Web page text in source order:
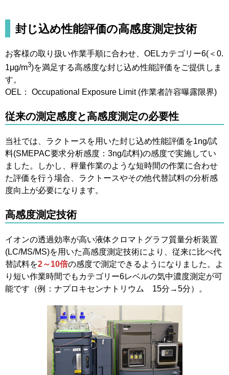
封じ込め性能評価の高感度測定技術
お客様の取り扱い作業手順に合わせ、OELカテゴリー6(＜0.
1μg/m3)を満足する高感度な封じ込め性能評価をご提供しま
す。
OEL： Occupational Exposure Limit (作業者許容曝露限界)
従来の測定感度と高感度測定の必要性
当社では、ラクトースを用いた封じ込め性能評価を1ng/試
料(SMEPAC要求分析感度：3ng/試料)の感度で実施してい
ました。しかし、秤量作業のような短時間の作業に合わせ
た評価を行う場合、ラクトースやその他代替試料の分析感
度向上が必要になります。
高感度測定技術
イオンの透過効率が高い液体クロマトグラフ質量分析装置
(LC/MS/MS)を用いた高感度測定技術により、従来に比べ代
替試料を2～10倍の感度で測定できるようになりました。よ
り短い作業時間でもカテゴリー6レベルの気中濃度測定が可
能です（例：ナプロキセンナトリウム 15分→5分）。